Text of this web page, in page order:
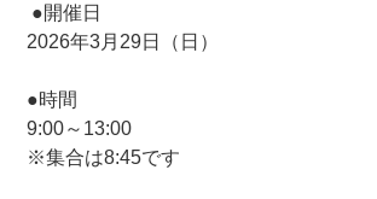
●開催日
2026年3月29日（日）
●時間
9:00～13:00
※集合は8:45です